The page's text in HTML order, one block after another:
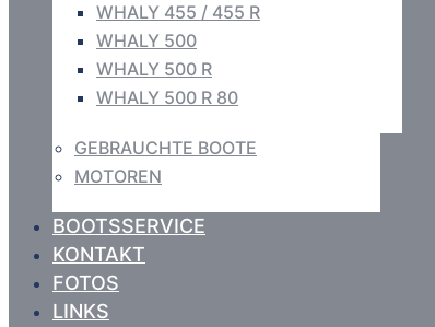
WHALY 455 / 455 R
WHALY 500
WHALY 500 R
WHALY 500 R 80
GEBRAUCHTE BOOTE
MOTOREN
BOOTSSERVICE
KONTAKT
FOTOS
LINKS